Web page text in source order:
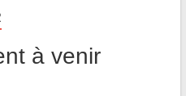
à venir